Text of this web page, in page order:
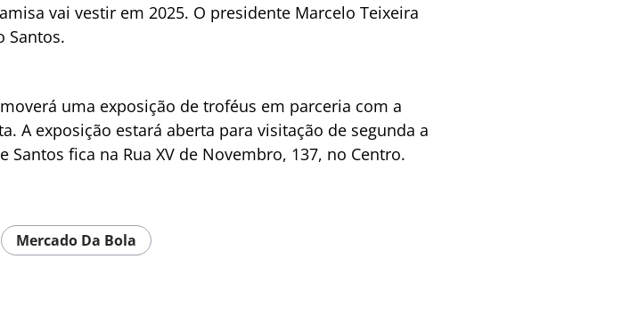
vai vestir em 2025. O presidente Marcelo Teixeira
Santos.
uma exposição de troféus em parceria com a
A exposição estará aberta para visitação de segunda a
fica na Rua XV de Novembro, 137, no Centro.
Mercado Da Bola